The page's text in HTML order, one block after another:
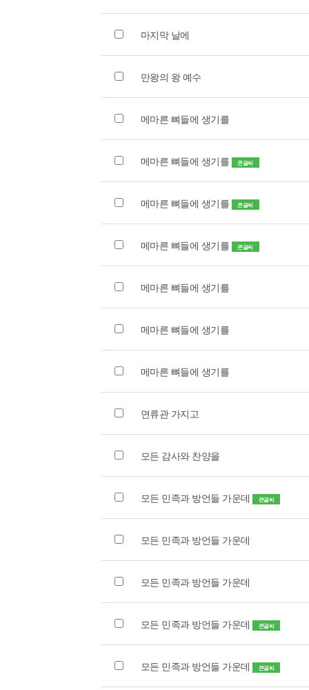
마지막 날에
만왕의 왕 예수
메마른 뼈들에 생기를
메마른 뼈들에 생기를 큰글씨
메마른 뼈들에 생기를 큰글씨
메마른 뼈들에 생기를 큰글씨
메마른 뼈들에 생기를
메마른 뼈들에 생기를
메마른 뼈들에 생기를
면류관 가지고
모든 감사와 찬양을
모든 민족과 방언들 가운데 큰글씨
모든 민족과 방언들 가운데
모든 민족과 방언들 가운데
모든 민족과 방언들 가운데 큰글씨
모든 민족과 방언들 가운데 큰글씨